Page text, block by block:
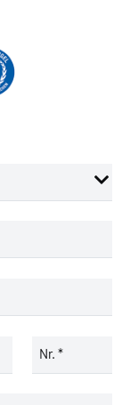
Nr. *